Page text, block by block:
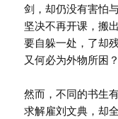
剑，却仍没有害怕
坚决不再开课，搬
要自躲一处，了却
又何必为外物所困？
然而，不同的书生
求解雇刘文典，却